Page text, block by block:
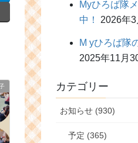
Myひろば隊
中！
2026年3
M yひろば隊
2025年11月
カテゴリー
お知らせ (930)
予定 (365)